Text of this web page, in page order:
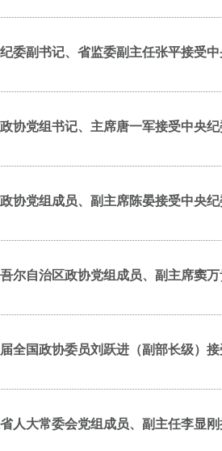
委副书记、省监委副主任张平接受
协党组书记、主席唐一军接受中央
协党组成员、副主席陈晏接受中央
尔自治区政协党组成员、副主席窦
全国政协委员刘跃进（副部长级）
人大常委会党组成员、副主任李显